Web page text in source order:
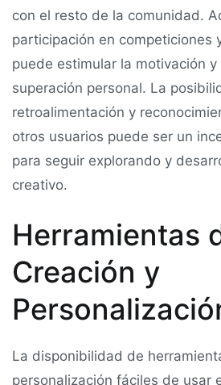
con el resto de la comunidad.
participación en competiciones
puede estimular la motivación
superación personal. La
retroalimentación y
otros usuarios puede ser un
para seguir explorando y
creativo.
Herramientas
Creación y
La disponibilidad de
personalización fáciles de usar